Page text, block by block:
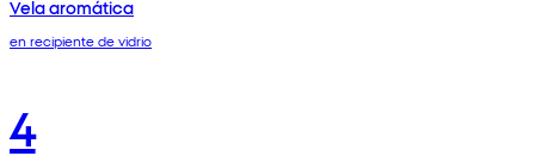
Vela aromática
en recipiente de vidrio
4